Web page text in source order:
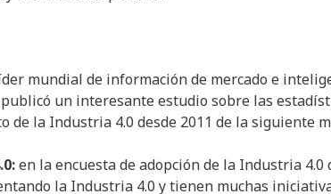
mundial de información de mercado e
un interesante estudio sobre las
de la Industria 4.0 desde 2011 de la siguiente
en la encuesta de adopción de la Industria 4.0
la Industria 4.0 y tienen muchas